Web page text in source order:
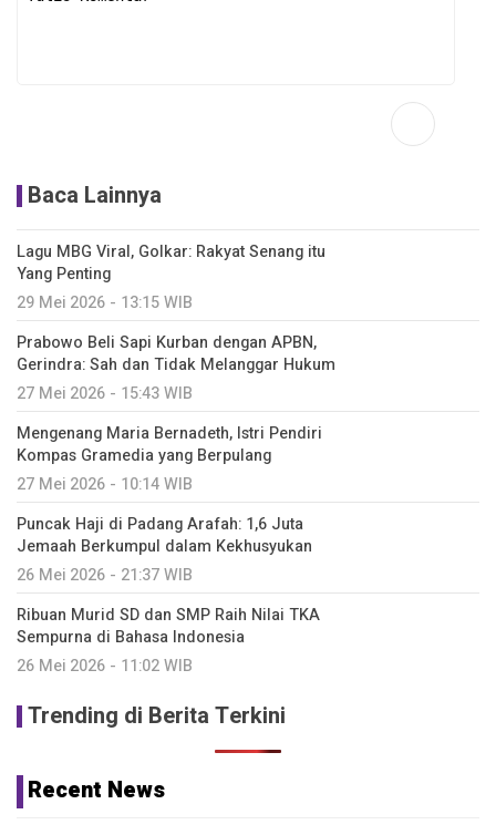
Baca Lainnya
Lagu MBG Viral, Golkar: Rakyat Senang itu
Yang Penting
29 Mei 2026 - 13:15 WIB
Prabowo Beli Sapi Kurban dengan APBN,
Gerindra: Sah dan Tidak Melanggar Hukum
27 Mei 2026 - 15:43 WIB
Mengenang Maria Bernadeth, Istri Pendiri
Kompas Gramedia yang Berpulang
27 Mei 2026 - 10:14 WIB
Puncak Haji di Padang Arafah: 1,6 Juta
Jemaah Berkumpul dalam Kekhusyukan
26 Mei 2026 - 21:37 WIB
Ribuan Murid SD dan SMP Raih Nilai TKA
Sempurna di Bahasa Indonesia
26 Mei 2026 - 11:02 WIB
Trending di Berita Terkini
Recent News